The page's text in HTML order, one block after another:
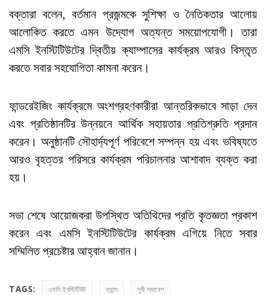
বক্তারা বলেন, বর্তমান প্রজন্মকে সুশিক্ষা ও নৈতিকতার আলোয়
আলোকিত করতে এমন উদ্যোগ অত্যন্ত সময়োপযোগী। তারা
এমসি ইনস্টিটিউটের দ্বিতীয় ক্যাম্পাসের কার্যক্রম আরও বিস্তৃত
করতে সবার সহযোগিতা কামনা করেন।
ফান্ডরেইজিং কার্যক্রমে অংশগ্রহণকারীরা আন্তরিকভাবে সাড়া দেন
এবং প্রতিষ্ঠানটির উন্নয়নে আর্থিক সহায়তার প্রতিশ্রুতি প্রদান
করেন। অনুষ্ঠানটি সৌহার্দ্যপূর্ণ পরিবেশে সম্পন্ন হয় এবং ভবিষ্যতে
আরও বৃহত্তর পরিসরে কার্যক্রম পরিচালনার আশাবাদ ব্যক্ত করা
হয়।
সভা শেষে আয়োজকরা উপস্থিত অতিথিদের প্রতি কৃতজ্ঞতা প্রকাশ
করেন এবং এমসি ইনস্টিটিউটের কার্যক্রম এগিয়ে নিতে সবার
সম্মিলিত প্রচেষ্টার আহ্বান জানান।
TAGS: এমসি ইনস্টিটিউট ফ্রান্স সুধী সমাবেশ